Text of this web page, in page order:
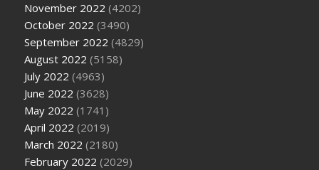
November 2022 (4202)
October 2022 (3490)
September 2022 (4829)
August 2022 (5158)
July 2022 (4963)
June 2022 (3628)
May 2022 (1741)
April 2022 (2019)
March 2022 (2180)
February 2022 (2029)